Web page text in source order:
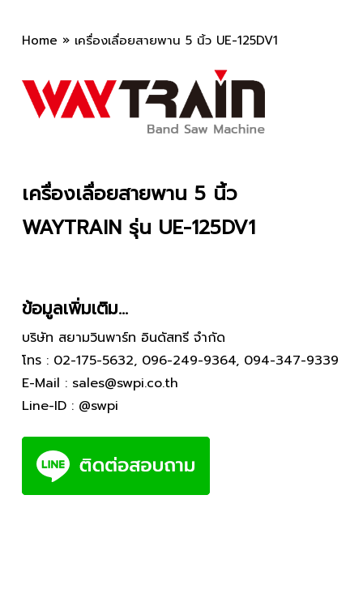
Home » เครื่องเลื่อยสายพาน 5 นิ้ว UE-125DV1
เครื่องเลื่อยสายพาน 5 นิ้ว
WAYTRAIN รุ่น UE-125DV1
ข้อมูลเพิ่มเติม…
บริษัท สยามวินพาร์ท อินดัสทรี จำกัด
โทร : 02-175-5632, 096-249-9364, 094-347-9339
E-Mail : sales@swpi.co.th
Line-ID : @swpi